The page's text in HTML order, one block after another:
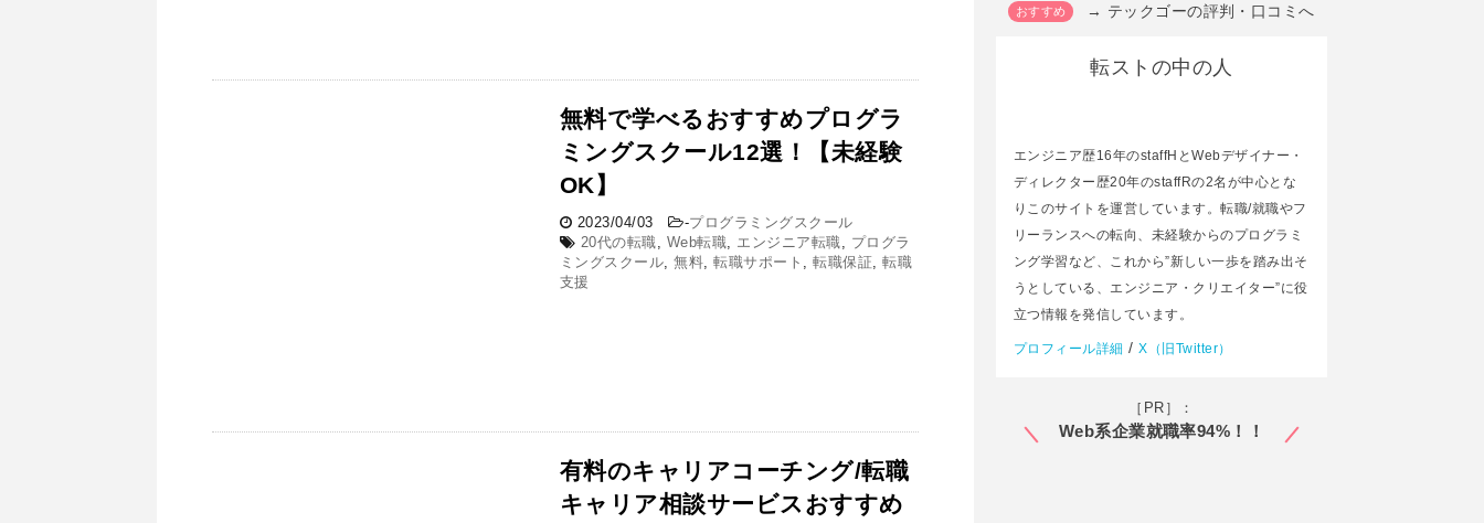
無料で学べるおすすめプログラ
ミングスクール12選！【未経験
OK】
2023/04/03 -プログラミングスクール
20代の転職, Web転職, エンジニア転職, プログラ
ミングスクール,無料,転職サポート ,転職保証,転職
支援
有料のキャリアコーチング/転職
キャリア相談サービスおすすめ
→ テックゴーの評判・口コミへ
転ストの中の人
エンジニア歴16年のstaffHとWebデザイナー・
ディレクター歴20年のstaffRの2名が中心とな
りこのサイトを運営しています。転職/就職やフ
リーランスへの転向、未経験からのプログラミ
ング学習など、これから”新しい一歩を踏み出そ
うとしている、エンジニア・クリエイター”に役
立つ情報を発信しています。
プロフィール詳細 /X（旧Twitter）
［PR］：
Web系企業就職率94%！！